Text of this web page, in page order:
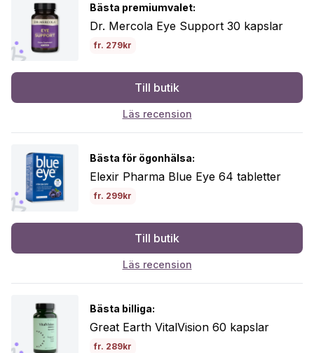
Bästa premiumvalet:
Dr. Mercola Eye Support 30 kapslar
fr. 279kr
Till butik
Läs recension
Bästa för ögonhälsa:
Elexir Pharma Blue Eye 64 tabletter
fr. 299kr
Till butik
Läs recension
Bästa billiga:
Great Earth VitalVision 60 kapslar
fr. 289kr